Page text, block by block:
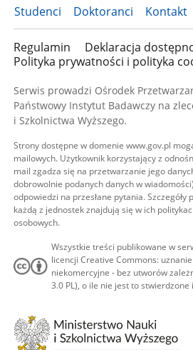
Studenci Doktoranci Kontakt
Regulamin
Deklaracja
Polityka prywatności i polityka
Serwis prowadzi Ośrodek
Państwowy Instytut Badawczy na
i Szkolnictwa Wyższego.
Strony dostępne w domenie www.gov.pl
mailowych. Użytkownik korzystający z
mail zgadza się na przetwarzanie jego
dobrowolnie podanych danych w
odpowiedzi na przesłane pytania.
każdą z jednostek znajdują się w ich
osobowych.
Wszystkie treści publikowane w
licencji Creative Commons:
niekomercyjne - bez utworów
3.0 PL), o ile nie jest to stwierdzone